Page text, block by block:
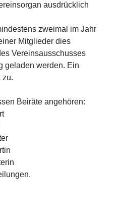
ausdrücklich
zweimal im Jahr
Mitglieder dies
Vereinsausschusses
geladen werden. Ein
zu.
Beiräte angehören: